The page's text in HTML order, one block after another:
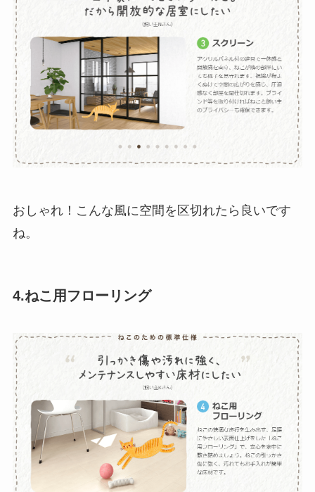
おしゃれ！こんな風に空間を区切れたら良いです
ね。
4.ねこ用フローリング